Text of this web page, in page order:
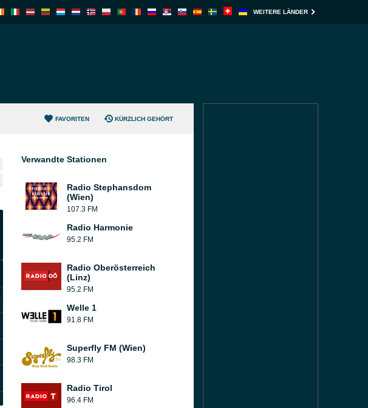
WEITERE LÄNDER
FAVORITEN KÜRZLICH GEHÖRT
Verwandte Stationen
Radio Stephansdom
(Wien)
107.3 FM
Radio Harmonie
95.2 FM
Radio Oberösterreich
(Linz)
95.2 FM
Welle 1
91.8 FM
Superfly FM (Wien)
98.3 FM
Radio Tirol
96.4 FM